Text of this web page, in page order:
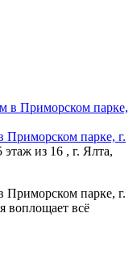
Приморском парке, г.
этаж из 16 , г. Ялта,
Приморском парке, г.
воплощает всё